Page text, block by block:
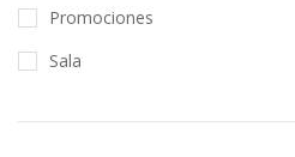
Promociones
Sala